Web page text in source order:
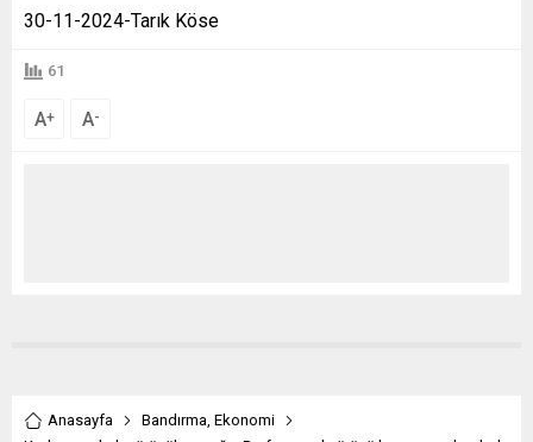
30-11-2024-Tarık Köse
61
A+ A-
Anasayfa Bandırma Ekonomi